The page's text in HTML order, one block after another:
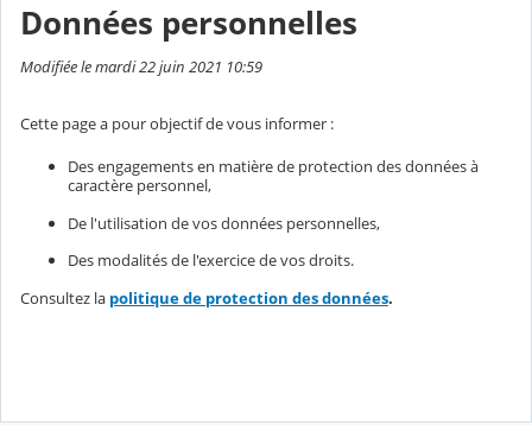
Données personnelles
Modifiée le mardi 22 juin 2021 10:59
Cette page a pour objectif de vous informer :
Des engagements en matière de protection des données à
caractère personnel,
De l'utilisation de vos données personnelles,
Des modalités de l'exercice de vos droits.
Consultez la politique de protection des données.